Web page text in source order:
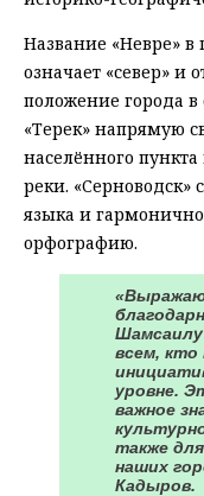
Название «Невре» в
означает «север» и
положение города в
«Терек» напрямую
населённого
реки. «Серноводск»
языка и
орфографию.
Шамсаилу
всем, кто
уровне.
важное
также
наших
Кадыров.